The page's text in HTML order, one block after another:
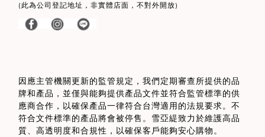
(此為公司登記地址，非實體店面，不對外開放)
因應主管機關更新的監管規定，我們定期審查所提供的品
牌和產品 ， 並僅與能夠提供產品文件並符合監管標準的供
應商合作，以確保產品一律符合台灣適用的法規要求。不
符合文件標準的產品將會被停售。雪亞緹致力於維護高品
質、高透明度和合規性，以確保客戶能夠安心購物。